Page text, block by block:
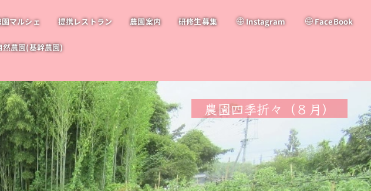
園マルシェ 提携レストラン 農園案内 研修生募集 Instagram FaceBook
然農園(基幹農園)
農園四季折々（８月）